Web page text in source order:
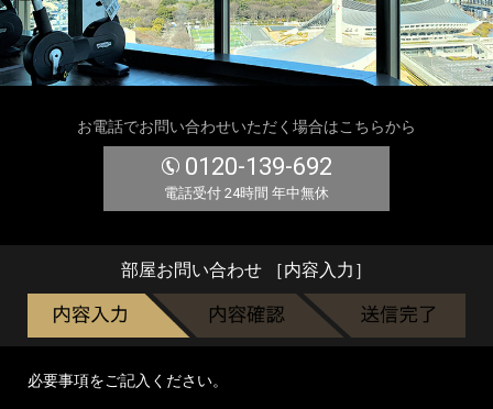
お電話でお問い合わせいただく場合はこちらから
0120-139-692
電話受付 24時間 年中無休
部屋お問い合わせ ［内容入力］
必要事項をご記入ください。